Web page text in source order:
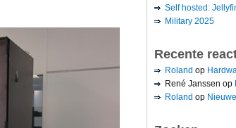
Self hosted:
Military 2025
Recente
Roland op
René Janssen op
Roland op